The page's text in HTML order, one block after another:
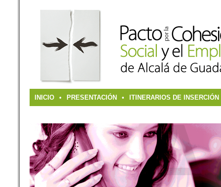
INICIO • PRESENTACIÓN • ITINERARIOS DE INSERCIÓN